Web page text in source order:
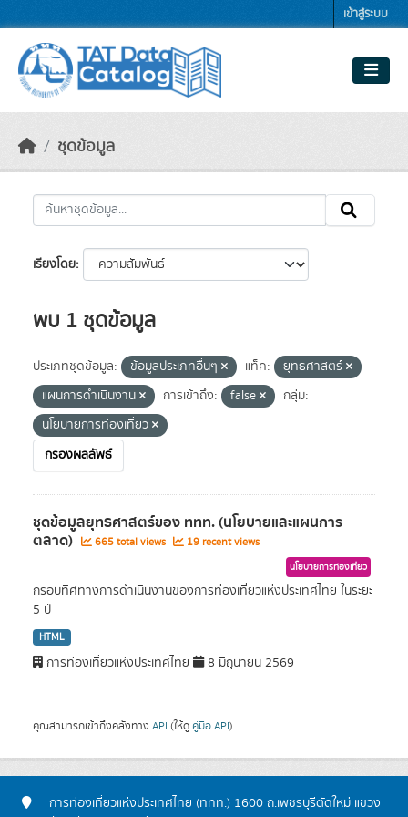
เข้าสู่ระบบ
ชุดข้อมูล
เรียงโดย
พบ 1 ชุดข้อมูล
ประเภทชุดข้อมูล: ข้อมูลประเภทอื่นๆ แท็ค:
ยุทธศาสตร์
แผนการดำเนินงาน
การเข้าถึง: false
กลุ่ม:
นโยบายการท่องเที่ยว
กรองผลลัพธ์
ชุดข้อมูลยุทธศาสตร์ของ ททท. (นโยบายและแผนการ
ตลาด) 665 total views 19 recent views
นโยบายการท่องเที่ยว
กรอบทิศทางการดำเนินงานของการท่องเที่ยวแห่งประเทศไทย ในระยะ
5 ปี
HTML
การท่องเที่ยวแห่งประเทศไทย 8 มิถุนายน 2569
คุณสามารถเข้าถึงคลังทาง API (ให้ดู คู่มือ API).
การท่องเที่ยวแห่งประเทศไทย (ททท.) 1600 ถ.เพชรบุรีตัดใหม่ แขวง